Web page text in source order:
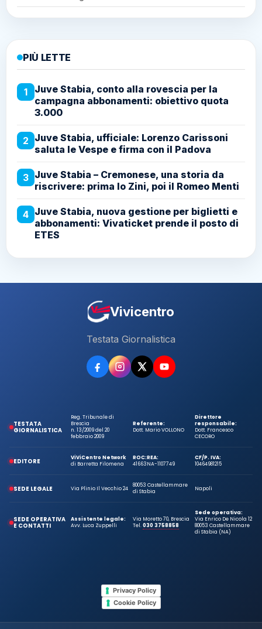
PIÙ LETTE
1
Juve Stabia, conto alla rovescia per la
campagna abbonamenti: obiettivo quota
3.000
2 Juve Stabia, ufficiale: Lorenzo Carissoni
saluta le Vespe e firma con il Padova
3 Juve Stabia – Cremonese, una storia da
riscrivere: prima lo Zini, poi il Romeo Menti
4 Juve Stabia, nuova gestione per biglietti e
abbonamenti: Vivaticket prende il posto di
ETES
Vivicentro
Testata Giornalistica
TESTATA
GIORNALISTICA
Reg. Tribunale di
Brescia
n. 13/2009 del 20
febbraio 2009
Referente:
Dott. Mario VOLLONO
Direttore
responsabile:
Dott. Francesco
CECORO
EDITORE
ViViCentro Network
di Barretta Filomena
ROC:
41663
REA:
NA-1107749
CF/P. IVA:
10464981215
SEDE LEGALE Via Plinio Il Vecchio 24
80053 Castellammare
di Stabia
Napoli
SEDE OPERATIVA
E CONTATTI
Assistente legale:
Avv. Luca Zuppelli
Via Moretto 70, Brescia
Tel.030 3758858
Sede operativa:
Via Enrico De Nicola 12
80053 Castellammare
di Stabia (NA)
Privacy Policy
Cookie Policy